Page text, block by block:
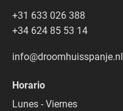
+31 633 026 388
+34 624 85 53 14
info@droomhuisspanje.nl
Horario
Lunes - Viernes